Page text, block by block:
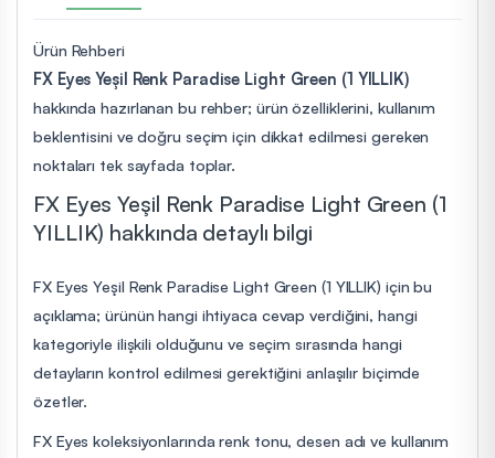
Ürün Rehberi
FX Eyes Yeşil Renk Paradise Light Green (1 YILLIK)
hakkında hazırlanan bu rehber; ürün özelliklerini, kullanım
beklentisini ve doğru seçim için dikkat edilmesi gereken
noktaları tek sayfada toplar.
FX Eyes Yeşil Renk Paradise Light Green (1
YILLIK) hakkında detaylı bilgi
FX Eyes Yeşil Renk Paradise Light Green (1 YILLIK) için bu
açıklama; ürünün hangi ihtiyaca cevap verdiğini, hangi
kategoriyle ilişkili olduğunu ve seçim sırasında hangi
detayların kontrol edilmesi gerektiğini anlaşılır biçimde
özetler.
FX Eyes koleksiyonlarında renk tonu, desen adı ve kullanım